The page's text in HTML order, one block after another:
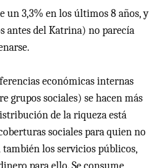
un 3,3% en los últimos 8 años, y
antes del Katrina) no parecía
económicas internas
grupos sociales) se hacen más
de la riqueza está
sociales para quien no
también los servicios públicos,